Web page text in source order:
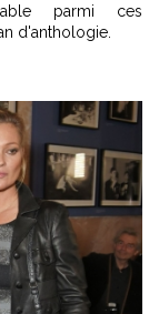
parmi ces
d'anthologie.